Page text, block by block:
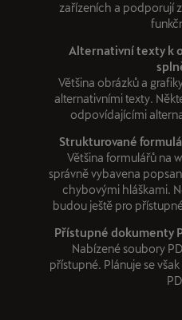
zařízeních a podporují
Alternativní texty k
Většina obrázků a
alternativními texty.
odpovídajícími
Strukturované
Většina formulářů na
správně vybavena
chybovými hláškami.
budou ještě pro
Přístupné dokumenty
Nabízené soubory
přístupné. Plánuje se